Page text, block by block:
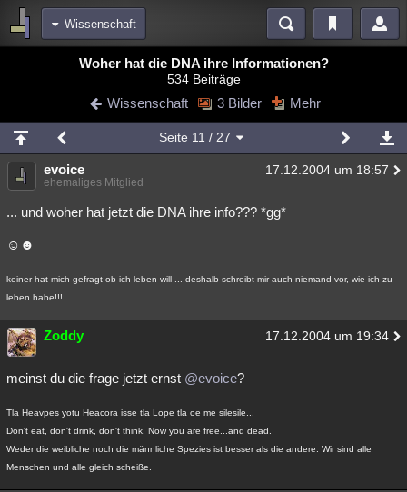
Wissenschaft
Blogs Videos
Chat Wiki Neuigkeiten
meine Rubriken
Menschen Mystery Kriminalfälle
Spiritualität Verschwörungen Technologie
Natur
Philosophie
Astronomie Gaming Filme
Musik Clash Verbesserungen Allmystery
Besucht Teilgenommen Alle Neue
Lesenswert Schlüsselwörter
Woher hat die DNA ihre Informationen?
534 Beiträge
Wissenschaft 3 Bilder Mehr
Seite 11 / 27
evoice 17.12.2004 um 18:57
ehemaliges Mitglied
... und woher hat jetzt die DNA ihre info??? *gg*
☺☻
keiner hat mich gefragt ob ich leben will ... deshalb schreibt mir auch niemand vor, wie ich zu
leben habe!!!
Zoddy 17.12.2004 um 19:34
meinst du die frage jetzt ernst @evoice?
Tla Heavpes yotu Heacora isse tla Lope tla oe me silesile...
Don't eat, don't drink, don't think. Now you are free...and dead.
Weder die weibliche noch die männliche Spezies ist besser als die andere. Wir sind alle
Menschen und alle gleich scheiße.